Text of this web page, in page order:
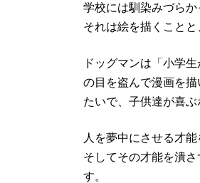
学校には馴染みづら
それは絵を描くことと
ドッグマンは「小学
の目を盗んで漫画を
たいで、子供達が喜ぶ
人を夢中にさせる才
そしてその才能を潰
す。